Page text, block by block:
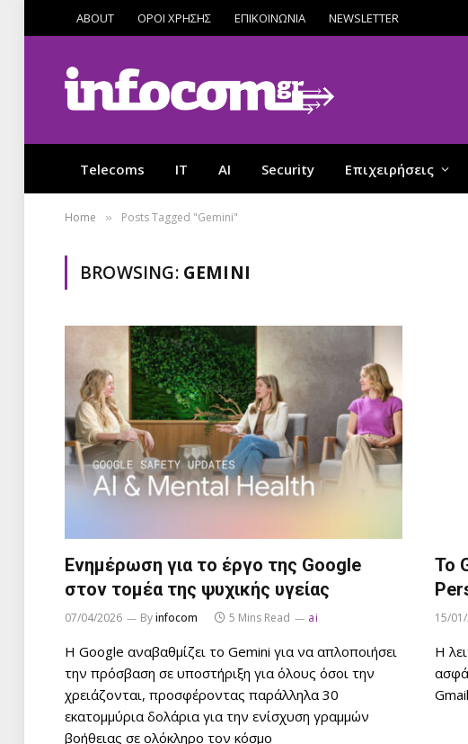
ABOUT ΟΡΟΙ ΧΡΗΣΗΣ ΕΠΙΚΟΙΝΩΝΙΑ NEWSLETTER
Telecoms IT AI Security Επιχειρήσεις
Home » Posts Tagged "Gemini"
BROWSING: GEMINI
Ενημέρωση για το έργο της Google
στον τομέα της ψυχικής υγείας
07/04/2026 Byinfocom 5 Mins Read ai
Η Google αναβαθμίζει το Gemini για να απλοποιήσει
την πρόσβαση σε υποστήριξη για όλους όσοι την
χρειάζονται, προσφέροντας παράλληλα 30
εκατομμύρια δολάρια για την ενίσχυση γραμμών
βοήθειας σε ολόκληρο τον κόσμο
Το
15/
Η